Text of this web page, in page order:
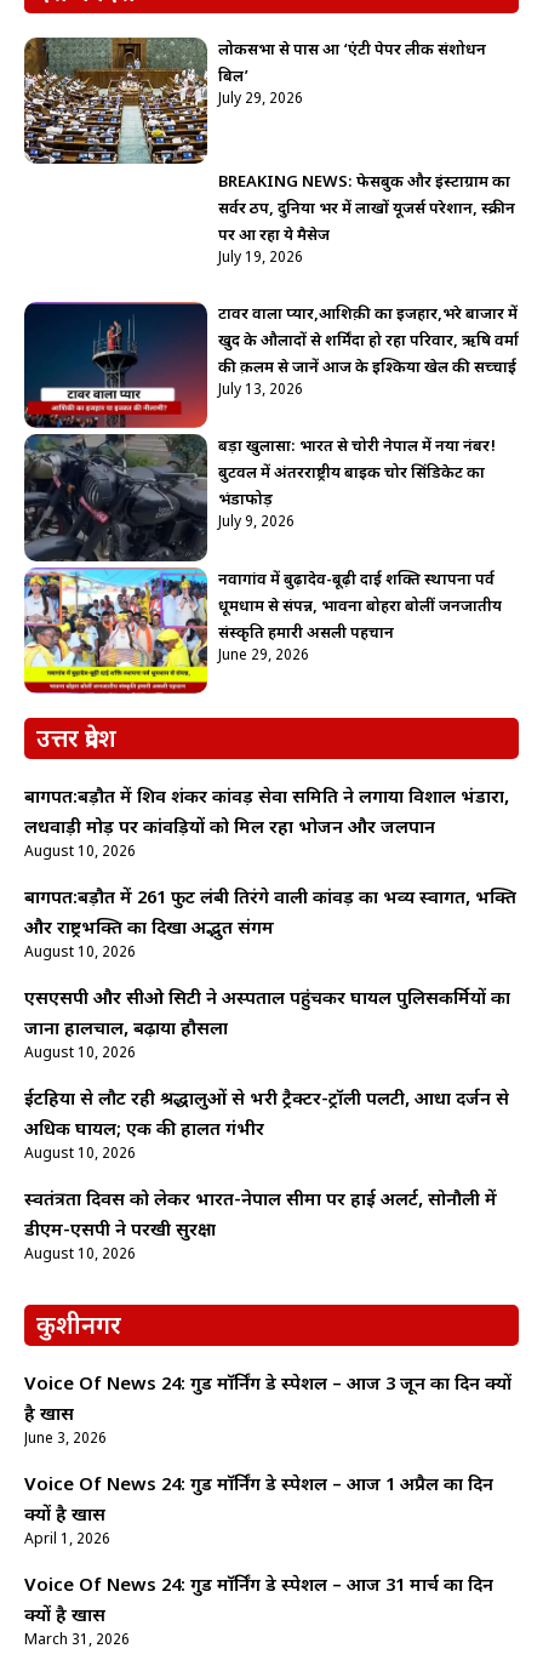
लोकसभा से पास हुआ ‘एंटी पेपर लीक संशोधन
बिल’
July 29, 2026
BREAKING NEWS: फेसबुक और इंस्टाग्राम का
सर्वर ठप, दुनिया भर में लाखों यूजर्स परेशान, स्क्रीन
पर आ रहा ये मैसेज
July 19, 2026
टावर वाला प्यार,आशिक़ी का इजहार,भरे बाजार में
खुद के औलादों से शर्मिंदा हो रहा परिवार, ऋषि वर्मा
की क़लम से जानें आज के इश्किया खेल की सच्चाई
July 13, 2026
बड़ा खुलासा: भारत से चोरी नेपाल में नया नंबर!
बुटवल में अंतरराष्ट्रीय बाइक चोर सिंडिकेट का
भंडाफोड़
July 9, 2026
नवागांव में बुढ़ादेव-बूढ़ी दाई शक्ति स्थापना पर्व
धूमधाम से संपन्न, भावना बोहरा बोलीं जनजातीय
संस्कृति हमारी असली पहचान
June 29, 2026
उत्तर प्रदेश
बागपत:बड़ौत में शिव शंकर कांवड़ सेवा समिति ने लगाया विशाल भंडारा,
लधवाड़ी मोड़ पर कांवड़ियों को मिल रहा भोजन और जलपान
August 10, 2026
बागपत:बड़ौत में 261 फुट लंबी तिरंगे वाली कांवड़ का भव्य स्वागत, भक्ति
और राष्ट्रभक्ति का दिखा अद्भुत संगम
August 10, 2026
एसएसपी और सीओ सिटी ने अस्पताल पहुंचकर घायल पुलिसकर्मियों का
जाना हालचाल, बढ़ाया हौसला
August 10, 2026
ईटहिया से लौट रही श्रद्धालुओं से भरी ट्रैक्टर-ट्रॉली पलटी, आधा दर्जन से
अधिक घायल; एक की हालत गंभीर
August 10, 2026
स्वतंत्रता दिवस को लेकर भारत-नेपाल सीमा पर हाई अलर्ट, सोनौली में
डीएम-एसपी ने परखी सुरक्षा
August 10, 2026
कुशीनगर
Voice Of News 24: गुड माॅर्निंग डे स्पेशल – आज 3 जून का दिन क्यों
है खास
June 3, 2026
Voice Of News 24: गुड माॅर्निंग डे स्पेशल – आज 1 अप्रैल का दिन
क्यों है खास
April 1, 2026
Voice Of News 24: गुड माॅर्निंग डे स्पेशल – आज 31 मार्च का दिन
क्यों है खास
March 31, 2026